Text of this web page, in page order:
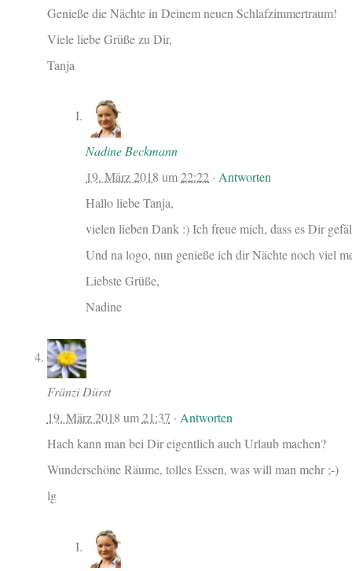
Genieße die Nächte in Deinem neuen Schlafzimmertraum!
Viele liebe Grüße zu Dir,
Tanja
Nadine Beckmann
19. März 2018 um22:22 · Antworten
Hallo liebe Tanja,
vielen lieben Dank :) Ich freue mich, dass es Dir
Und na logo, nun genieße ich dir Nächte noch viel
Liebste Grüße,
Nadine
Fränzi Dürst
19. März 2018 um21:37 · Antworten
Hach kann man bei Dir eigentlich auch Urlaub machen?
Wunderschöne Räume, tolles Essen, was will man mehr ;-)
lg